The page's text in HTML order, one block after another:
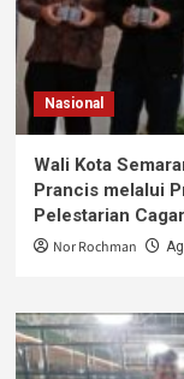
Nasional
Wali Kota
Prancis melalui
Pelestarian
Nor Rochman